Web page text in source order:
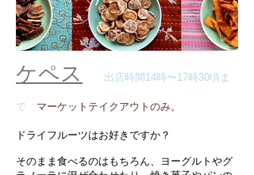
ケペス 出店時間14時〜17時30頃ま
で マーケットテイクアウトのみ。
ドライフルーツはお好きですか？
そのまま食べるのはもちろん、ヨーグルトやグ